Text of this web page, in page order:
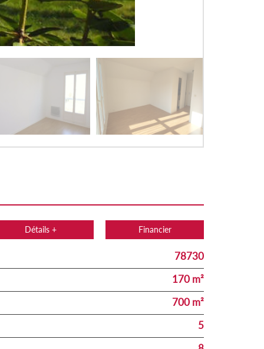
Détails + Financier
78730
170 m²
700 m²
5